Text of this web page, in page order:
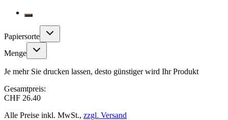
Papiersorte
Menge
Je mehr Sie drucken lassen, desto günstiger wird Ihr Produkt
Gesamtpreis:
CHF 26.40
Alle Preise inkl. MwSt., zzgl. Versand